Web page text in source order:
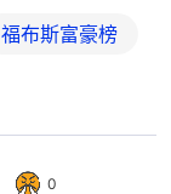
福布斯富豪榜
0